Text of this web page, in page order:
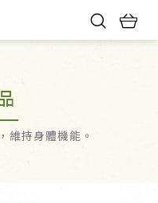
維持身體機能。